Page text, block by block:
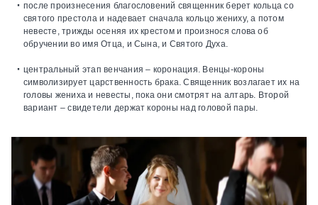
после произнесения благословений священник берет кольца со
святого престола и надевает сначала кольцо жениху, а потом
невесте, трижды осеняя их крестом и произнося слова об
обручении во имя Отца, и Сына, и Святого Духа.
центральный этап венчания – коронация. Венцы-короны
символизирует царственность брака. Священник возлагает их на
головы жениха и невесты, пока они смотрят на алтарь. Второй
вариант – свидетели держат короны над головой пары.